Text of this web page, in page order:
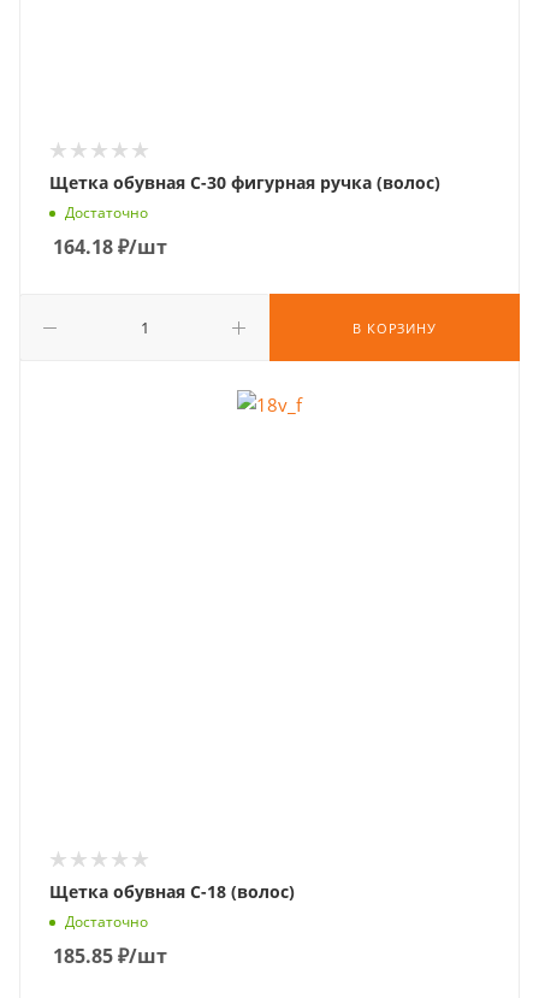
Щетка обувная С-30 фигурная ручка (волос)
Достаточно
164.18₽/шт
В КОРЗИНУ
Щетка обувная С-18 (волос)
Достаточно
185.85₽/шт